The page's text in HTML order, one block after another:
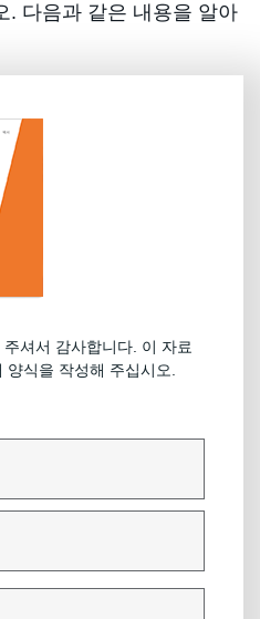
. 다음과 같은 내용을 알아
셔서 감사합니다. 이 자료
식을 작성해 주십시오.